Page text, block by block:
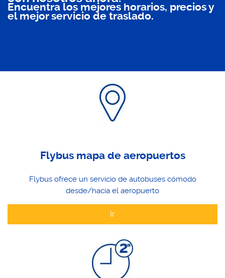
Encuentra los mejores horarios, precios y
el mejor servicio de traslado.
Flybus mapa de aeropuertos
Flybus ofrece un servicio de autobuses cómodo
desde/hacia el aeropuerto
Ir